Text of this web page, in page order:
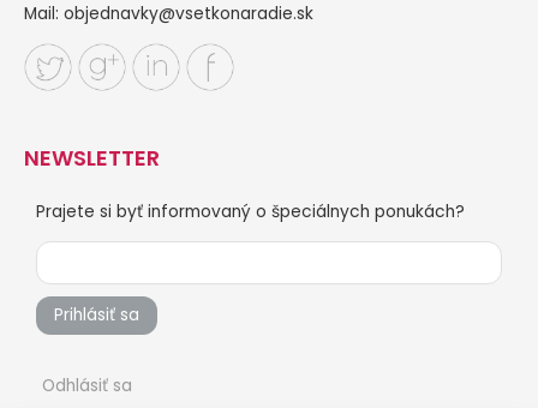
Mail: objednavky@vsetkonaradie.sk
NEWSLETTER
Prajete si byť informovaný o špeciálnych ponukách?
Prihlásiť sa
Odhlásiť sa